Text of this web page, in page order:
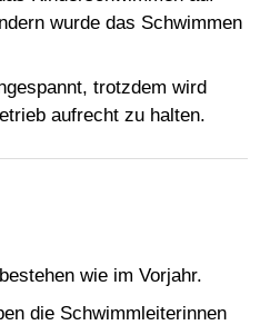
wurde das Schwimmen
trotzdem wird
aufrecht zu halten.
wie im Vorjahr.
die Schwimmleiterinnen